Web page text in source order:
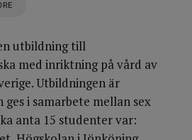
utbildning till
med inriktning på vård av
Utbildningen är
i samarbete mellan sex
anta 15 studenter var: